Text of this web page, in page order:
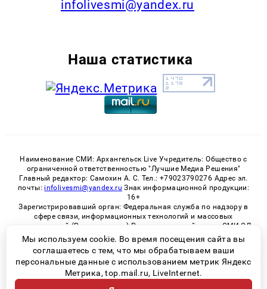
infolivesmi@yandex.ru
Наша статистика
Наименование СМИ: Архангельск Live Учредитель: Общество с
ограниченной ответственностью "Лучшие Медиа Решения"
Главный редактор: Самохин А. С. Тел.: +79023790276 Адрес эл.
почты: infolivesmi@yandex.ru Знак информационной продукции:
16+
Зарегистрировавший орган: Федеральная служба по надзору в
сфере связи, информационных технологий и массовых
коммуникаций (Роскомнадзор) Регистрационный номер СМИ ЭЛ
№ ФС 77 - 82533 от 21.01.2022
© 2026 «Архангельск Live» | Все права защищены
Мы используем cookie. Во время посещения сайта вы
соглашаетесь с тем, что мы обрабатываем ваши
персональные данные с использованием метрик Яндекс
Метрика, top.mail.ru, LiveInternet.